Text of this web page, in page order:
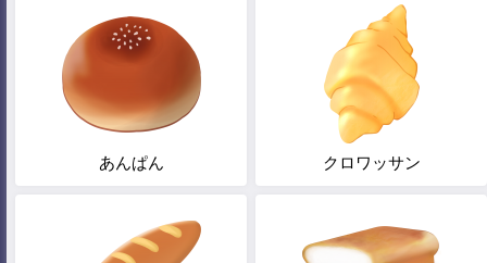
あんぱん クロワッサン